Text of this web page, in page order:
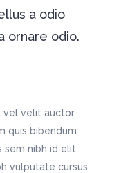
a odio
ornare odio.
vel velit auctor
quis bibendum
nibh id elit.
vulputate cursus